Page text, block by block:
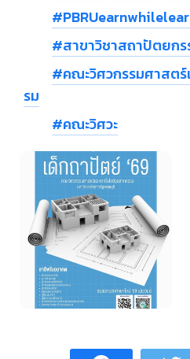
#สาขาวิชาสถาปัตยกร
#คณะวิศวกรรมศาสตร์
รม
#คณะวิศวะ